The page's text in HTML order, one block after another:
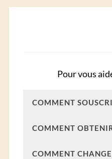
Pour vous
COMMENT
COMMENT
COMMENT